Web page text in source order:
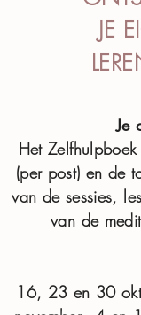
JE
Je
Het
(per post) en de
van de sessies,
van de
16, 23 en 30